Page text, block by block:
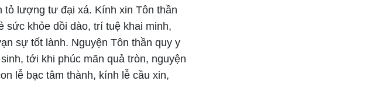
tỏ lượng tư đại xá. Kính xin Tôn thần
sức khỏe dồi dào, trí tuệ khai minh,
sự tốt lành. Nguyện Tôn thần quy y
tới khi phúc mãn quả tròn, nguyện
lễ bạc tâm thành, kính lễ cầu xin,